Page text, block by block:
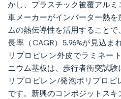
かし、プラスチック被覆アル
車メーカーがインバーター熱
ムの熱伝導性を活用すること
長率（CAGR）5.96%が見込ま
リプロピレン外皮でラミネー
ニウム基板は、歩行者衝突試
リプロピレン/発泡ポリプロピ
です。新興のコンポジットス